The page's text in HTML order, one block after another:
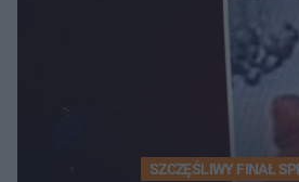
SZCZĘŚLIWY FINAŁ